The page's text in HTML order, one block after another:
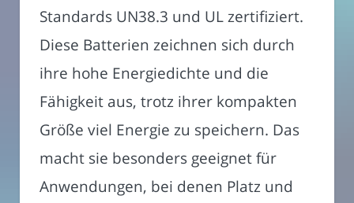
Standards UN38.3 und UL zertifiziert.
Diese Batterien zeichnen sich durch
ihre hohe Energiedichte und die
Fähigkeit aus, trotz ihrer kompakten
Größe viel Energie zu speichern. Das
macht sie besonders geeignet für
Anwendungen, bei denen Platz und